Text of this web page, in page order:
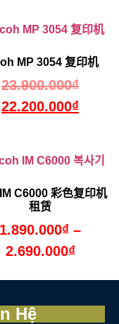
MP 3054 复印机
23.900.000₫
22.200.000₫
C6000 彩色复印机
租赁
1.890.000₫ –
2.690.000₫
Hệ